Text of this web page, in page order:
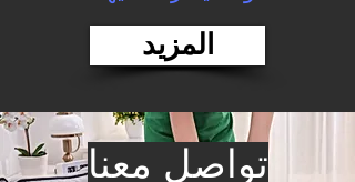
المزيد
تواصل معنا